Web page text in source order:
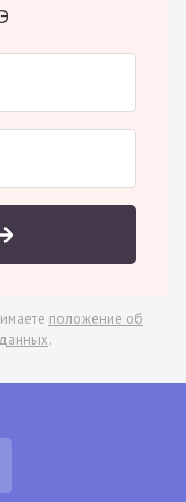
положение об
.